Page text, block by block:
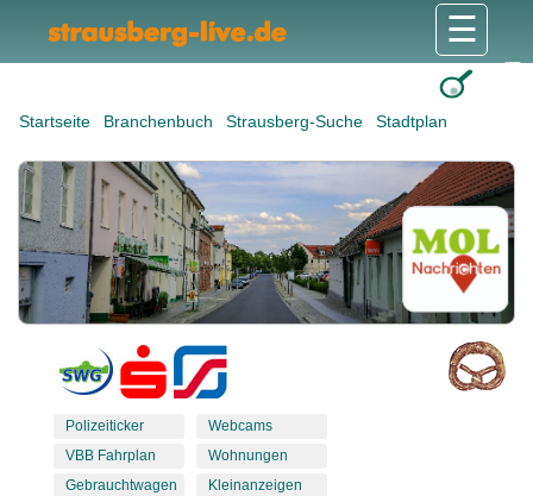
Startseite Branchenbuch Strausberg-Suche Stadtplan
☰
Polizeiticker
VBB Fahrplan
Gebrauchtwagen
Webcams
Wohnungen
Kleinanzeigen